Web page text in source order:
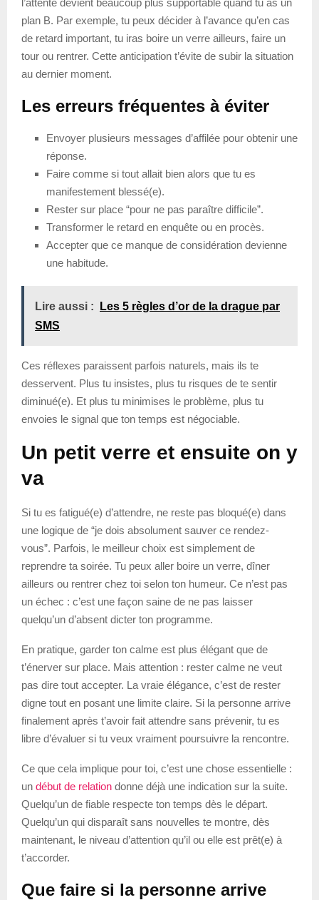
plan B. Par exemple, tu peux décider à l’avance qu’en cas
de retard important, tu iras boire un verre ailleurs, faire un
tour ou rentrer. Cette anticipation t’évite de subir la situation
au dernier moment.
Les erreurs fréquentes à éviter
Envoyer plusieurs messages d’affilée pour obtenir une
réponse.
Faire comme si tout allait bien alors que tu es
manifestement blessé(e).
Rester sur place “pour ne pas paraître difficile”.
Transformer le retard en enquête ou en procès.
Accepter que ce manque de considération devienne
une habitude.
Lire aussi :
Les 5 règles d’or de la drague par
SMS
Ces réflexes paraissent parfois naturels, mais ils te
desservent. Plus tu insistes, plus tu risques de te sentir
diminué(e). Et plus tu minimises le problème, plus tu
envoies le signal que ton temps est négociable.
Un petit verre et ensuite on y
va
Si tu es fatigué(e) d’attendre, ne reste pas bloqué(e) dans
une logique de “je dois absolument sauver ce rendez-
vous”. Parfois, le meilleur choix est simplement de
reprendre ta soirée. Tu peux aller boire un verre, dîner
ailleurs ou rentrer chez toi selon ton humeur. Ce n’est pas
un échec : c’est une façon saine de ne pas laisser
quelqu’un d’absent dicter ton programme.
En pratique, garder ton calme est plus élégant que de
t’énerver sur place. Mais attention : rester calme ne veut
pas dire tout accepter. La vraie élégance, c’est de rester
digne tout en posant une limite claire. Si la personne arrive
finalement après t’avoir fait attendre sans prévenir, tu es
libre d’évaluer si tu veux vraiment poursuivre la rencontre.
Ce que cela implique pour toi, c’est une chose essentielle :
un début de relation donne déjà une indication sur la suite.
Quelqu’un de fiable respecte ton temps dès le départ.
Quelqu’un qui disparaît sans nouvelles te montre, dès
maintenant, le niveau d’attention qu’il ou elle est prêt(e) à
t’accorder.
Que faire si la personne arrive